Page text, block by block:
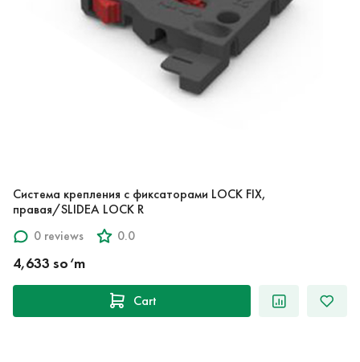
Система крепления с фиксаторами LOCK FIX,
правая/SLIDEA LOCK R
0 reviews
0.0
4,633 so‘m
Cart